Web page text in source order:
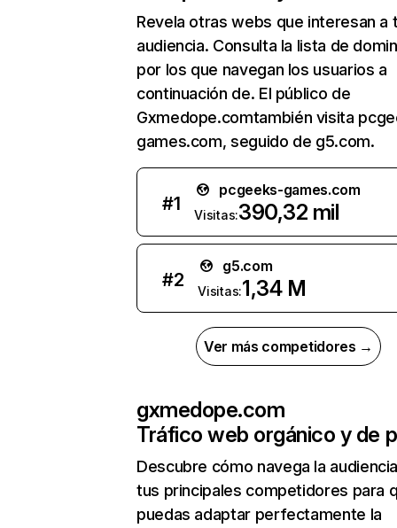
Revela otras webs que interesan a
audiencia. Consulta la lista de
por los que navegan los usuarios a
continuación de. El público de
Gxmedope.comtambién visita
games.com, seguido de g5.com.
#1
pcgeeks-games.com
Visitas:390,32 mil
#2
g5.com
Visitas:1,34 M
Ver más competidores →
gxmedope.com
Tráfico web orgánico y de
Descubre cómo navega la
tus principales competidores para
puedas adaptar perfectamente la